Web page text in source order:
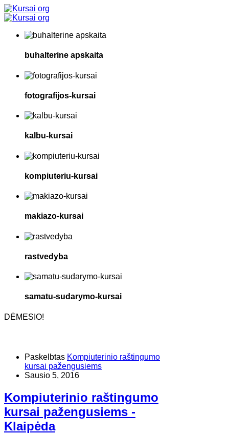
buhalterine apskaita
fotografijos-kursai
kalbu-kursai
kompiuteriu-kursai
makiazo-kursai
rastvedyba
samatu-sudarymo-kursai
DĖMESIO!
Paskelbtas Kompiuterinio raštingumo
kursai pažengusiems
Sausio 5, 2016
Kompiuterinio raštingumo
kursai pažengusiems -
Klaipėda